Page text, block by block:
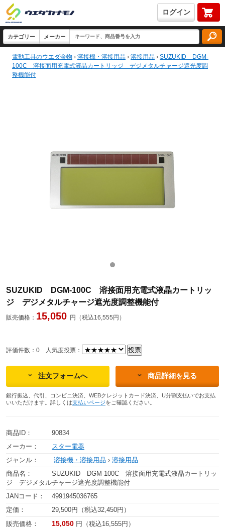
ログイン
電動工具のウエダ金物 › 溶接機・溶接用品 › 溶接用品 › SUZUKID DGM-
100C 溶接面用充電式液晶カートリッジ デジメタルチャージ遮光度調
整機能付
SUZUKID DGM-100C 溶接面用充電式液晶カートリッ
ジ デジメタルチャージ遮光度調整機能付
販売価格： 15,050 円（税込16,555円）
評価件数：0 人気度投票：
注文フォームへ 商品詳細を見る
銀行振込、代引、コンビニ決済、WEBクレジットカード決済、U分割支払いでお支払
いいただけます。詳しくは支払いページをご確認ください。
商品ID：
90834
メーカー：
スター電器
ジャンル：
溶接機・溶接用品 › 溶接用品
商品名：
SUZUKID DGM-100C 溶接面用充電式液晶カートリッ
ジ デジメタルチャージ遮光度調整機能付
JANコード：
4991945036765
定価：
29,500円（税込32,450円）
販売価格：
15,050 円（税込16,555円）